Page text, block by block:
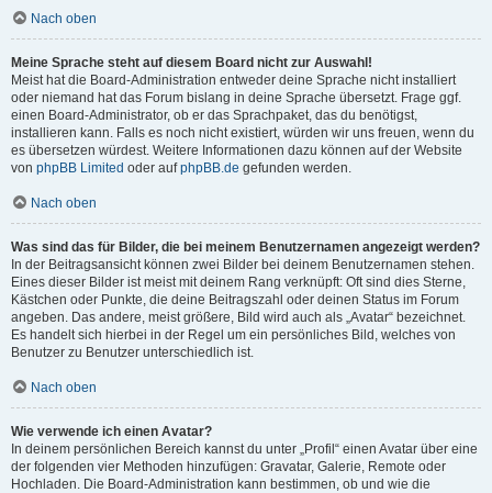
Nach oben
Meine Sprache steht auf diesem Board nicht zur Auswahl!
Meist hat die Board-Administration entweder deine Sprache nicht installiert
oder niemand hat das Forum bislang in deine Sprache übersetzt. Frage ggf.
einen Board-Administrator, ob er das Sprachpaket, das du benötigst,
installieren kann. Falls es noch nicht existiert, würden wir uns freuen, wenn du
es übersetzen würdest. Weitere Informationen dazu können auf der Website
von phpBB Limited oder aufphpBB.de gefunden werden.
Nach oben
Was sind das für Bilder, die bei meinem Benutzernamen angezeigt werden?
In der Beitragsansicht können zwei Bilder bei deinem Benutzernamen stehen.
Eines dieser Bilder ist meist mit deinem Rang verknüpft: Oft sind dies Sterne,
Kästchen oder Punkte, die deine Beitragszahl oder deinen Status im Forum
angeben. Das andere, meist größere, Bild wird auch als „Avatar“ bezeichnet.
Es handelt sich hierbei in der Regel um ein persönliches Bild, welches von
Benutzer zu Benutzer unterschiedlich ist.
Nach oben
Wie verwende ich einen Avatar?
In deinem persönlichen Bereich kannst du unter „Profil“ einen Avatar über eine
der folgenden vier Methoden hinzufügen: Gravatar, Galerie, Remote oder
Hochladen. Die Board-Administration kann bestimmen, ob und wie die